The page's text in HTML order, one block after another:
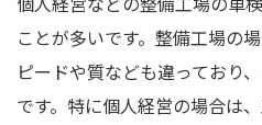
ことが多いです。整備工場の
ピードや質なども違っており
です。特に個人経営の場合は